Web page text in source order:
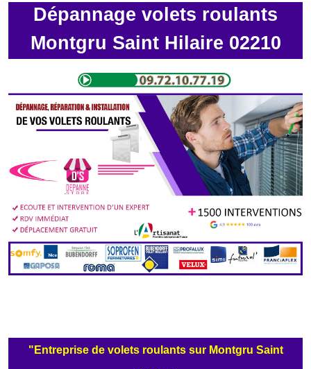
Dépannage volets roulants
Montgru Saint Hilaire 02210
"Entreprise de volets roulants sur Montgru Saint